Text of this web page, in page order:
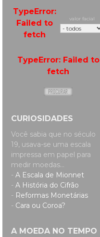
TypeError:
Failed to
fetch
valor facial
TypeError: Failed to
fetch
CURIOSIDADES
Você sabia que no século
19, usava-se uma escala
impressa em papel para
medir moedas...
- A Escala de Mionnet
- A História do Cifrão
- Reformas Monetárias
- Cara ou Coroa?
A MOEDA NO TEMPO